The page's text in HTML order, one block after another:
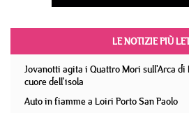
LE NOTIZIE PIÙ
Jovanotti agita i Quattro Mori sull'Arca di
cuore dell'isola
Auto in fiamme a Loiri Porto San Paolo